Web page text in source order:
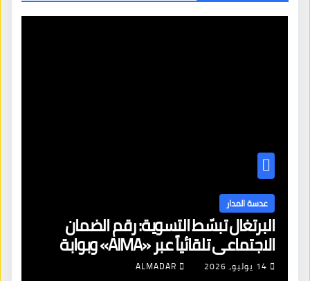
عدسة المدار
البرتغال تبسّط التسوية: رقم الضمان
الاجتماعي تلقائياً عبر «AIMA» وبوابة
جديدة لتجديد الإقامات
14 يوليو، 2026 ALMADAR